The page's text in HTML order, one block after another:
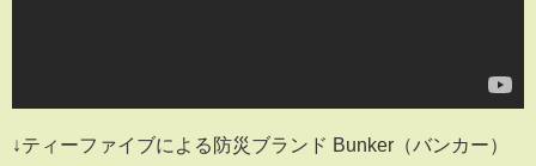
↓ティーファイブによる防災ブランド Bunker（バンカー）